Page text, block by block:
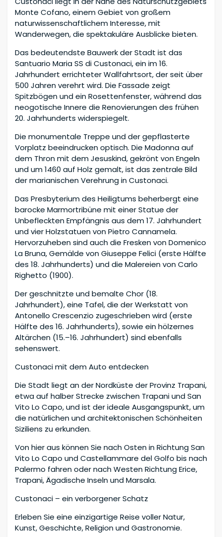
Monte Cofano, einem Gebiet von großem
naturwissenschaftlichem Interesse, mit
Wanderwegen, die spektakuläre Ausblicke bieten.
Das bedeutendste Bauwerk der Stadt ist das
Santuario Maria SS di Custonaci, ein im 16.
Jahrhundert errichteter Wallfahrtsort, der seit über
500 Jahren verehrt wird. Die Fassade zeigt
Spitzbögen und ein Rosettenfenster, während das
neogotische Innere die Renovierungen des frühen
20. Jahrhunderts widerspiegelt.
Die monumentale Treppe und der gepflasterte
Vorplatz beeindrucken optisch. Die Madonna auf
dem Thron mit dem Jesuskind, gekrönt von Engeln
und um 1460 auf Holz gemalt, ist das zentrale Bild
der marianischen Verehrung in Custonaci.
Das Presbyterium des Heiligtums beherbergt eine
barocke Marmortribüne mit einer Statue der
Unbefleckten Empfängnis aus dem 17. Jahrhundert
und vier Holzstatuen von Pietro Cannamela.
Hervorzuheben sind auch die Fresken von Domenico
La Bruna, Gemälde von Giuseppe Felici (erste Hälfte
des 18. Jahrhunderts) und die Malereien von Carlo
Righetto (1900).
Der geschnitzte und bemalte Chor (18.
Jahrhundert), eine Tafel, die der Werkstatt von
Antonello Crescenzio zugeschrieben wird (erste
Hälfte des 16. Jahrhunderts), sowie ein hölzernes
Altärchen (15.–16. Jahrhundert) sind ebenfalls
sehenswert.
Custonaci mit dem Auto entdecken
Die Stadt liegt an der Nordküste der Provinz Trapani,
etwa auf halber Strecke zwischen Trapani und San
Vito Lo Capo, und ist der ideale Ausgangspunkt, um
die natürlichen und architektonischen Schönheiten
Siziliens zu erkunden.
Von hier aus können Sie nach Osten in Richtung San
Vito Lo Capo und Castellammare del Golfo bis nach
Palermo fahren oder nach Westen Richtung Erice,
Trapani, Ägadische Inseln und Marsala.
Custonaci – ein verborgener Schatz
Erleben Sie eine einzigartige Reise voller Natur,
Kunst, Geschichte, Religion und Gastronomie.